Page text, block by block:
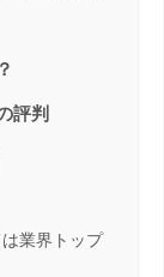
評判
業界トップ